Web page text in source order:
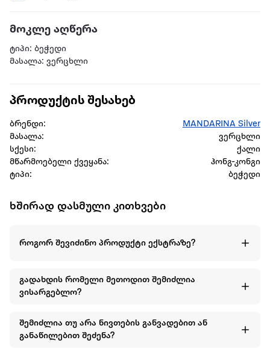
მოკლე აღწერა
ტიპი: ბეჭედი
მასალა: ვერცხლი
პროდუქტის შესახებ
ბრენდი:
MANDARINA Silver
მასალა:
ვერცხლი
სქესი:
ქალი
მწარმოებელი ქვეყანა:
ჰონგ-კონგი
ტიპი:
ბეჭედი
ხშირად დასმული კითხვები
როგორ შევიძინო პროდუქტი ექსტრაზე?
გადახდის რომელი მეთოდით შემიძლია
ვისარგებლო?
შემიძლია თუ არა ნივთების განვადებით ან
განაწილებით შეძენა?